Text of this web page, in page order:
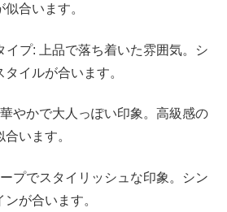
合います。
イプ: 上品で落ち着いた雰囲気。シ
イルが合います。
やかで大人っぽい印象。高級感の
います。
プでスタイリッシュな印象。シン
が合います。